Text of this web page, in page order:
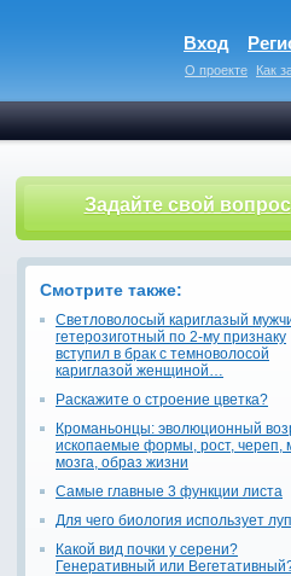
Вход
О проекте Как
Задайте свой вопрос
Смотрите также:
Светловолосый кариглазый
гетерозиготный по 2-му признаку
вступил в брак с темноволосой
кариглазой женщиной…
Раскажите о строение цветка?
Кроманьонцы: эволюционный
ископаемые формы, рост, череп,
мозга, образ жизни
Самые главные 3 функции листа
Для чего биология использует
Какой вид почки у серени?
Генеративный или